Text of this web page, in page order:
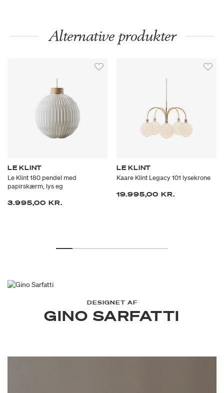
Alternative produkter
LE KLINT
Le Klint 180 pendel med
papirskærm, lys eg
3.995,00 KR.
LE KLINT
Kaare Klint Legacy 101 lysekrone
19.995,00 KR.
DESIGNET AF
GINO SARFATTI